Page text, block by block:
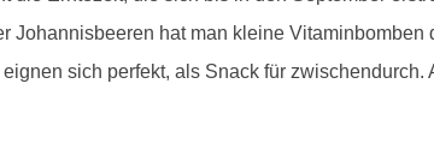
hat man kleine
sich perfekt, als Snack für zwischendurch.